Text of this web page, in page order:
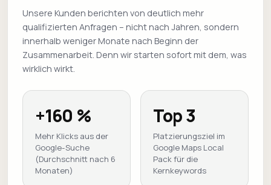
Unsere Kunden berichten von deutlich mehr
qualifizierten Anfragen – nicht nach Jahren, sondern
innerhalb weniger Monate nach Beginn der
Zusammenarbeit. Denn wir starten sofort mit dem, was
wirklich wirkt.
+160 %
Mehr Klicks aus der
Google-Suche
(Durchschnitt nach 6
Monaten)
Top 3
Platzierungsziel im
Google Maps Local
Pack für die
Kernkeywords